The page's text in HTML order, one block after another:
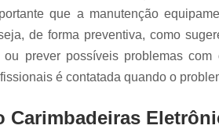
Servo
que a manutenção
de forma preventiva, como
ou prever possíveis problemas
é contatada quando o
Carimbadeiras